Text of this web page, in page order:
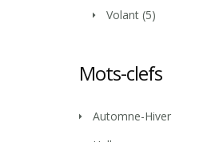
Volant (5)
Mots-clefs
Automne-Hiver